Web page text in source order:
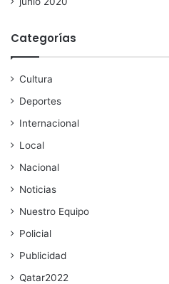
Categorías
Cultura
Deportes
Internacional
Local
Nacional
Noticias
Nuestro Equipo
Policial
Publicidad
Qatar2022